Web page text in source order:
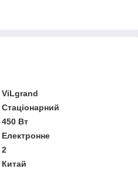
ViLgrand
Стаціонарний
450 Вт
Електронне
2
Китай